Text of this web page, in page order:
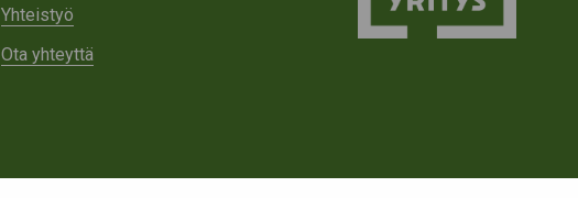
Yhteistyö
Ota yhteyttä